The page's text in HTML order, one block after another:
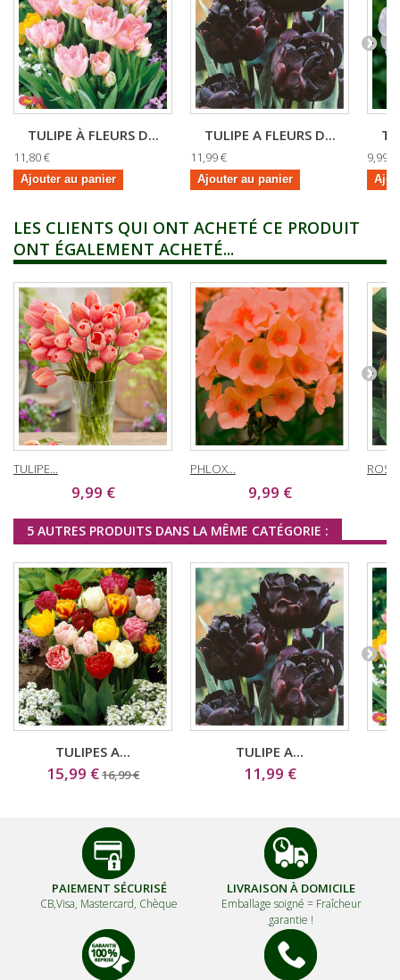
TULIPE À FLEURS D...
11,80 €
Ajouter au panier
TULIPE A FLEURS D...
11,99 €
Ajouter au panier
9,99 €
LES CLIENTS QUI ONT ACHETÉ CE PRODUIT
ONT ÉGALEMENT ACHETÉ...
TULIPE...
9,99 €
PHLOX...
9,99 €
5 AUTRES PRODUITS DANS LA MÊME CATÉGORIE :
TULIPES A...
15,99 €16,99 €
TULIPE A...
11,99 €
PAIEMENT SÉCURISÉ
CB,Visa, Mastercard, Chèque
LIVRAISON À DOMICILE
Emballage soigné = Fraîcheur
garantie !